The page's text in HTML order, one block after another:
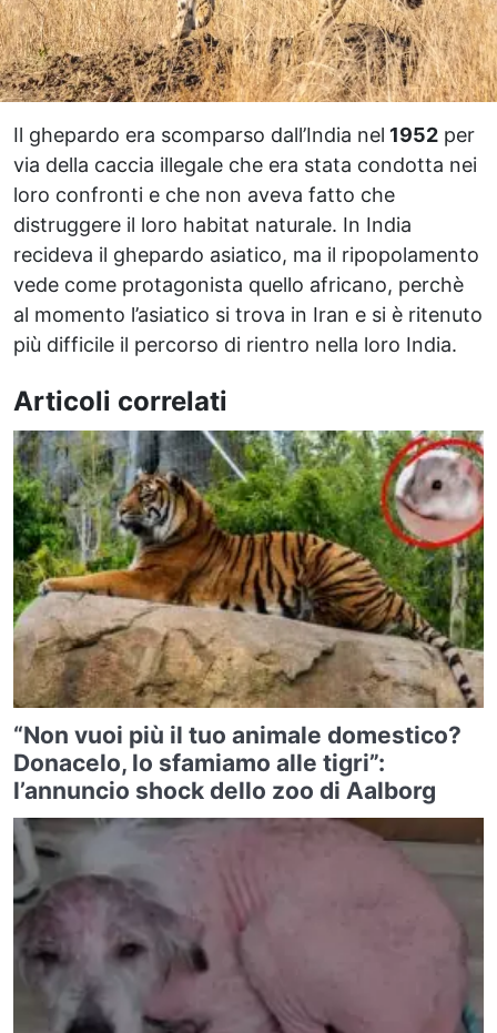
Il ghepardo era scomparso dall’India nel 1952 per
via della caccia illegale che era stata condotta nei
loro confronti e che non aveva fatto che
distruggere il loro habitat naturale. In India
recideva il ghepardo asiatico, ma il ripopolamento
vede come protagonista quello africano, perchè
al momento l’asiatico si trova in Iran e si è ritenuto
più difficile il percorso di rientro nella loro India.
Articoli correlati
“Non vuoi più il tuo animale domestico?
Donacelo, lo sfamiamo alle tigri”:
l’annuncio shock dello zoo di Aalborg